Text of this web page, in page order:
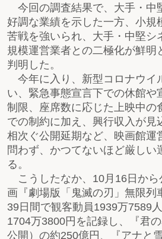
今回の調査結果で、大手・中
好調な業績を示した一方、小規
苦戦を強いられ、大手・中堅シ
規模運営業者との二極化が鮮明
判明した。
今年に入り、新型コロナウイ
い、緊急事態宣言下での休館や
制限、座席数に応じた上映中の
での制約に加え、興行収入が見
相次ぐ公開延期など、映画館運
問わず、かつてないほど厳しい
る。
こうしたなか、10月16日から
画『劇場版「鬼滅の刃」無限列
39日間で観客動員1939万7589
1704万3800円を記録し、『君
公開）の約250億円、『アナと